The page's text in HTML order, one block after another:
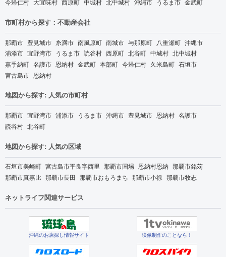
今帰仁村 大宜味村 西原町 中城村 北中城村 沖縄市 うるま市 金武町
市町村から探す：不動産会社
那覇市 豊見城市 糸満市 南風原町 南城市 与那原町 八重瀬町 沖縄市
浦添市 宜野湾市 うるま市 読谷村 西原町 北谷町 中城村 北中城村
嘉手納町 名護市 恩納村 金武町 本部町 今帰仁村 久米島町 石垣市
宮古島市 恩納村
地図から探す: 人気の市町村
那覇市 宜野湾市 浦添市 うるま市 沖縄市 豊見城市 恩納村 名護市
読谷村 北谷町
地図から探す: 人気の区域
石垣市美崎町 宮古島市平良字西里 那覇市国場 恩納村恩納 那覇市銘苅
那覇市真嘉比 那覇市長田 那覇市おもろまち 那覇市小禄 那覇市牧志
ネットライフ関連サービス
沖縄のお店探し情報サイト 映像制作のことなら！